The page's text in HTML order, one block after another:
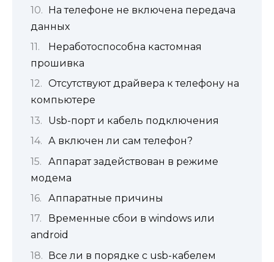
На телефоне не включена передача
данных
Неработоспособна кастомная
прошивка
Отсутствуют драйвера к телефону на
компьютере
Usb-порт и кабель подключения
А включен ли сам телефон?
Аппарат задействован в режиме
модема
Аппаратные причины
Временные сбои в windows или
android
Все ли в порядке с usb-кабелем